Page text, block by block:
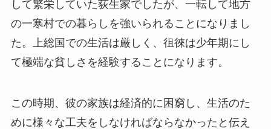
して繁栄していた荻生家でしたが、一転して地方
の一寒村での暮らしを強いられることになりまし
た。上総国での生活は厳しく、徂徠は少年期にし
て極端な貧しさを経験することになります。
この時期、彼の家族は経済的に困窮し、生活のた
めに様々な工夫をしなければならなかったと伝え